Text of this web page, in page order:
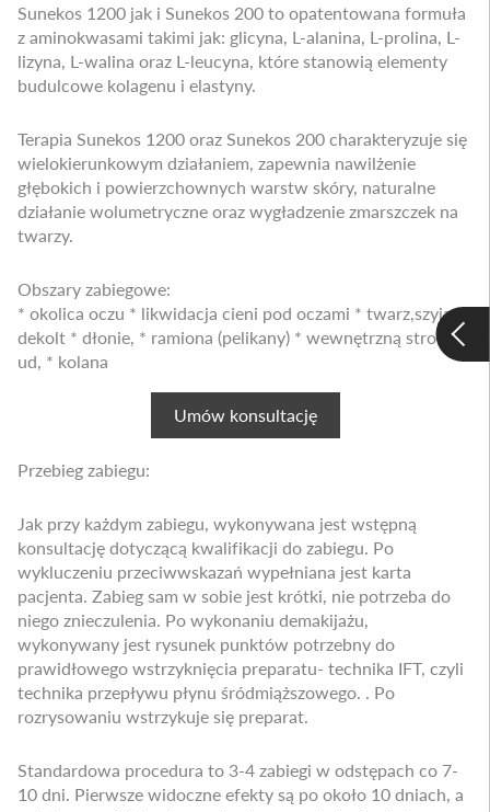
Sunekos 1200 jak i Sunekos 200 to opatentowana formuła
z aminokwasami takimi jak: glicyna, L-alanina, L-prolina, L-
lizyna, L-walina oraz L-leucyna, które stanowią elementy
budulcowe kolagenu i elastyny.
Terapia Sunekos 1200 oraz Sunekos 200 charakteryzuje się
wielokierunkowym działaniem, zapewnia nawilżenie
głębokich i powierzchownych warstw skóry, naturalne
działanie wolumetryczne oraz wygładzenie zmarszczek na
twarzy.
Obszary zabiegowe:
* okolica oczu * likwidacja cieni pod oczami * twarz,szyja i
dekolt * dłonie, * ramiona (pelikany) * wewnętrzną stronę
ud, * kolana
Umów konsultację
Przebieg zabiegu:
Jak przy każdym zabiegu, wykonywana jest wstępną
konsultację dotyczącą kwalifikacji do zabiegu. Po
wykluczeniu przeciwwskazań wypełniana jest karta
pacjenta. Zabieg sam w sobie jest krótki, nie potrzeba do
niego znieczulenia. Po wykonaniu demakijażu,
wykonywany jest rysunek punktów potrzebny do
prawidłowego wstrzyknięcia preparatu- technika IFT, czyli
technika przepływu płynu śródmiąższowego. . Po
rozrysowaniu wstrzykuje się preparat.
Standardowa procedura to 3-4 zabiegi w odstępach co 7-
10 dni. Pierwsze widoczne efekty są po około 10 dniach, a